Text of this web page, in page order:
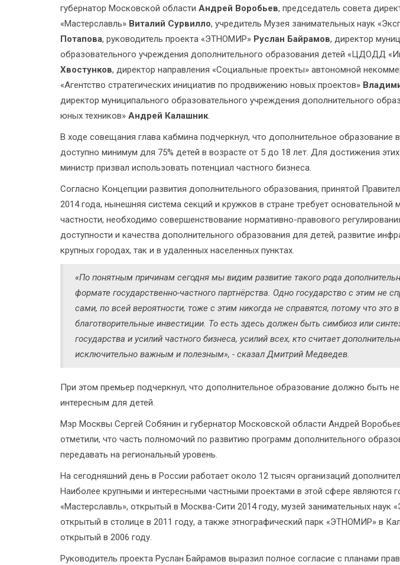
губернатор Московской области Андрей Воробьев, председатель совета
«Мастерславль» Виталий Сурвилло, учредитель Музея занимательных наук
Потапова, руководитель проекта «ЭТНОМИР» Руслан Байрамов, директор
образовательного учреждения дополнительного образования детей «ЦДОДД
Хвостунков, директор направления «Социальные проекты» автономной
«Агентство стратегических инициатив по продвижению новых проектов»
директор муниципального образовательного учреждения дополнительного
юных техников» Андрей Калашник.
В ходе совещания глава кабмина подчеркнул, что дополнительное
доступно минимум для 75% детей в возрасте от 5 до 18 лет. Для достижения
министр призвал использовать потенциал частного бизнеса.
Согласно Концепции развития дополнительного образования, принятой
2014 года, нынешняя система секций и кружков в стране требует основательной
частности, необходимо совершенствование нормативно-правового
доступности и качества дополнительного образования для детей, развитие
крупных городах, так и в удаленных населенных пунктах.
«По понятным причинам сегодня мы видим развитие такого рода
формате государственно-частного партнёрства. Одно государство с этим не
сами, по всей вероятности, тоже с этим никогда не справятся, потому что это
благотворительные инвестиции. То есть здесь должен быть симбиоз или
государства и усилий частного бизнеса, усилий всех, кто считает
исключительно важным и полезным», - сказал Дмитрий Медведев.
При этом премьер подчеркнул, что дополнительное образование должно быть
интересным для детей.
Мэр Москвы Сергей Собянин и губернатор Московской области Андрей
отметили, что часть полномочий по развитию программ дополнительного
передавать на региональный уровень.
На сегодняшний день в России работает около 12 тысяч организаций
Наиболее крупными и интересными частными проектами в этой сфере являются
«Мастерславль», открытый в Москва-Сити 2014 году, музей занимательных наук
открытый в столице в 2011 году, а также этнографический парк «ЭТНОМИР» в
открытый в 2006 году.
Руководитель проекта Руслан Байрамов выразил полное согласие с планами